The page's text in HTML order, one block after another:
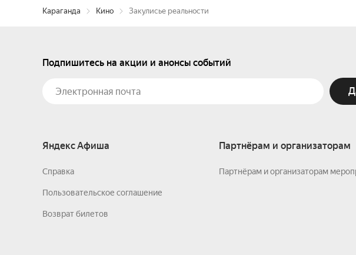
Караганда Кино Закулисье реальности
Подпишитесь на акции и анонсы событий
Яндекс Афиша
Справка
Пользовательское соглашение
Возврат билетов
Партнёрам и организаторам
Партнёрам и организаторам